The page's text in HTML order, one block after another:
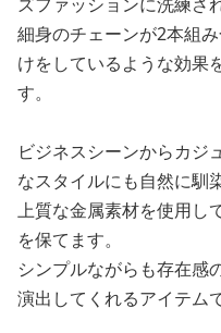
細身のチェーンが2本組
けをしているような効果
す。
ビジネスシーンからカジ
なスタイルにも自然に馴
上質な金属素材を使用し
を保てます。
シンプルながらも存在感
演出してくれるアイテムで